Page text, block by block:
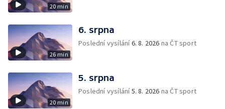
20 min
26 min
6. srpna
Poslední vysílání6. 8. 2026 na ČT sport
20 min
5. srpna
Poslední vysílání5. 8. 2026 na ČT sport